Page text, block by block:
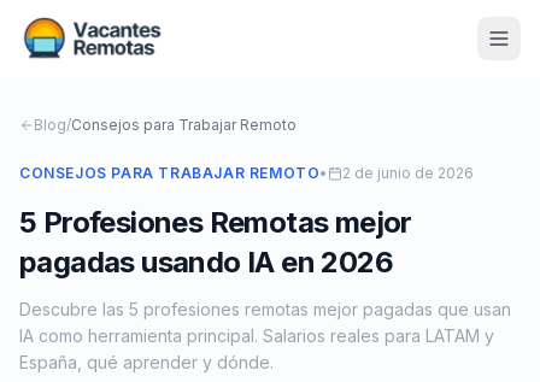
Vacantes
Blog
Nosotros
Contacto
Calculadora Freelance
Blog/Consejos para Trabajar Remoto
CONSEJOS PARA TRABAJAR REMOTO• 2 de junio de 2026
5 Profesiones Remotas mejor
pagadas usando IA en 2026
Descubre las 5 profesiones remotas mejor pagadas que usan
IA como herramienta principal. Salarios reales para LATAM y
España, qué aprender y dónde.